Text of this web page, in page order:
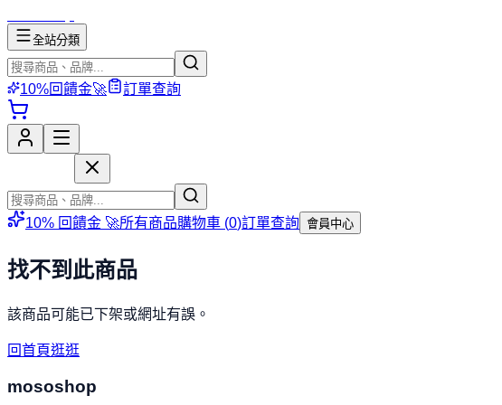
全站分類
10%回饋金🚀 訂單查詢
10% 回饋金 🚀所有商品購物車 (0)訂單查詢 會員中心
找不到此商品
該商品可能已下架或網址有誤。
回首頁逛逛
mososhop